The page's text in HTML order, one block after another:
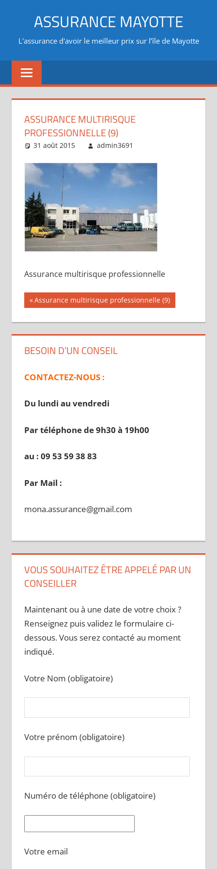
ASSURANCE MAYOTTE
L'assurance d'avoir le meilleur prix sur l’île de Mayotte
ASSURANCE MULTIRISQUE
PROFESSIONNELLE (9)
31 août 2015 admin3691
Assurance multirisque professionnelle
Navigation
de
l’article
Publication
précédente :
Assurance multirisque professionnelle (9)
BESOIN D’UN CONSEIL
CONTACTEZ-NOUS :
Du lundi au vendredi
Par téléphone de 9h30 à 19h00
au : 09 53 59 38 83
Par Mail :
mona.assurance@gmail.com
VOUS SOUHAITEZ ÊTRE APPELÉ PAR UN
CONSEILLER
Maintenant ou à une date de votre choix ?
Renseignez puis validez le formulaire ci-
dessous. Vous serez contacté au moment
indiqué.
Votre Nom (obligatoire)
Votre prénom (obligatoire)
Numéro de téléphone (obligatoire)
Votre email